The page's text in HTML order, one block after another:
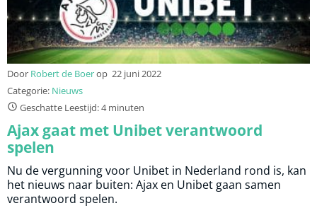
Door Robert de Boerop 22 juni 2022
Categorie: Nieuws
Geschatte Leestijd: 4 minuten
Ajax gaat met Unibet verantwoord
spelen
Nu de vergunning voor Unibet in Nederland rond is, kan
het nieuws naar buiten: Ajax en Unibet gaan samen
verantwoord spelen.